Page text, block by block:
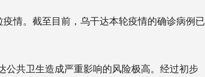
情。截至目前，乌干达本轮疫情的确诊病例已
共卫生造成严重影响的风险极高。经过初步